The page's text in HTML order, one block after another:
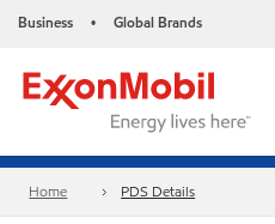
Business • Global Brands
Home PDS Details